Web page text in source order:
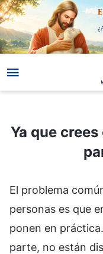
Ya que crees en Dios,
Ya que
El problema
personas es que
ponen en
parte, no están